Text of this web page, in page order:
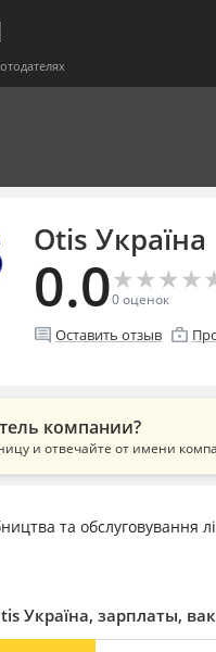
Otis Україна
0.0★
★★
★★
★★
★
0оценок
comment Оставить отзыв enterprise
компании?
и отвечайте от имени
та обслуговування
Україна, зарплаты,